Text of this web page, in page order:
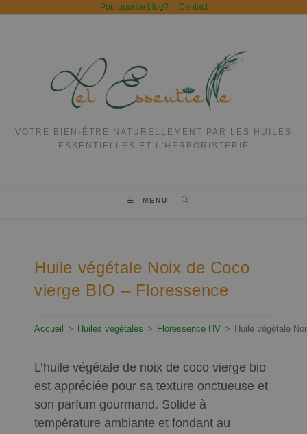
Pourquoi ce blog? Contact
VOTRE BIEN-ÊTRE NATURELLEMENT PAR LES HUILES
ESSENTIELLES ET L'HERBORISTERIE
MENU
Huile végétale Noix de Coco
vierge BIO – Floressence
Accueil > Huiles végétales > Floressence HV > Huile végétale
L’huile végétale de noix de coco vierge bio
est appréciée pour sa texture onctueuse et
son parfum gourmand. Solide à
température ambiante et fondant au